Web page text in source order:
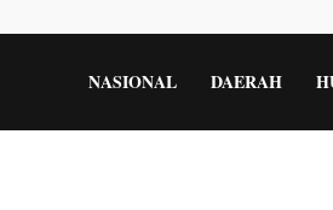
NASIONAL DAERAH